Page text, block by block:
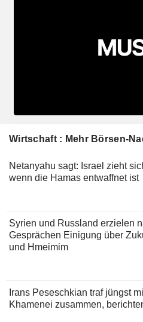
Wirtschaft : Mehr Börsen-
Netanyahu sagt: Israel zieht
wenn die Hamas entwaffnet ist
Syrien und Russland erzielen
Gesprächen Einigung über
und Hmeimim
Irans Peseschkian traf jüngst
Khamenei zusammen,